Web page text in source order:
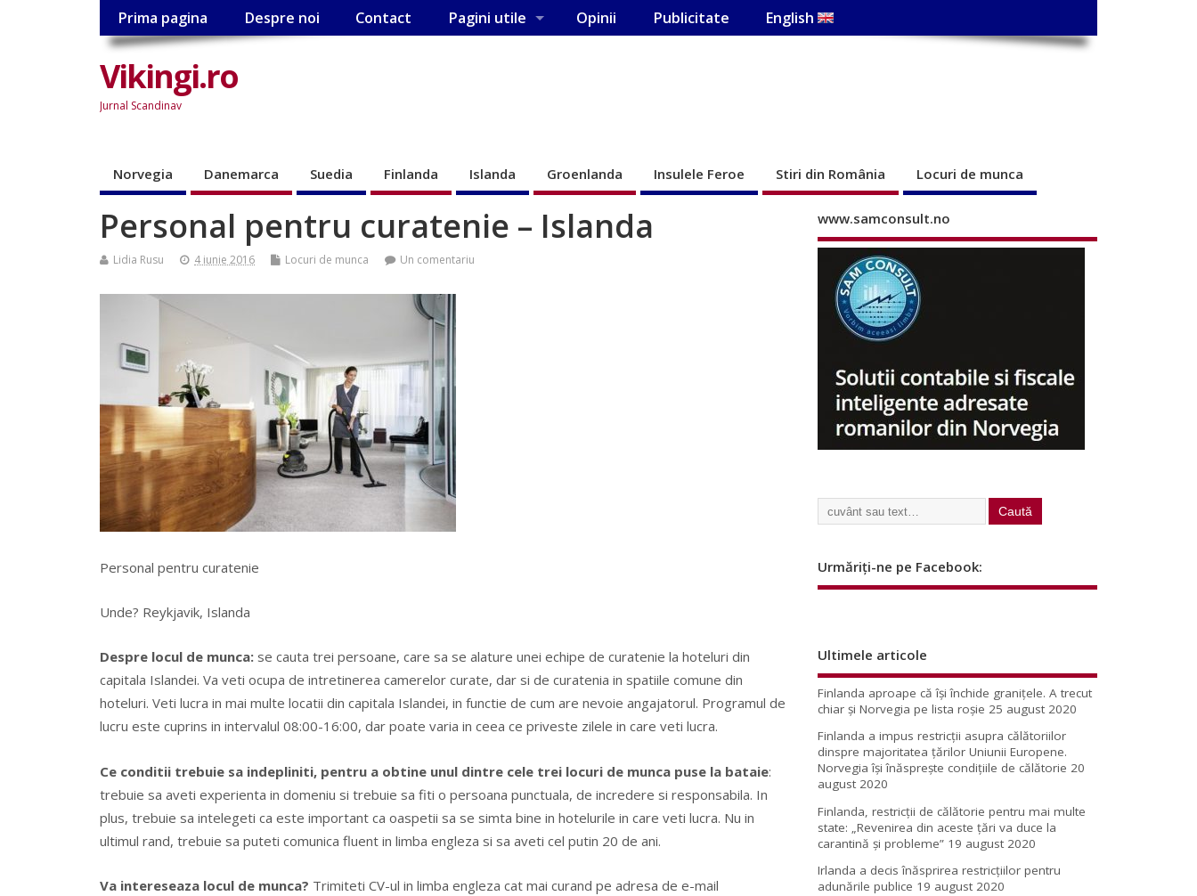
Prima pagina Despre noi Contact Pagini utile Opinii Publicitate English
Vikingi.ro
Jurnal Scandinav
Norvegia Danemarca Suedia Finlanda Islanda Groenlanda Insulele Feroe Stiri din România Locuri de munca
Personal pentru curatenie – Islanda
Lidia Rusu 4 iunie 2016 Locuri de munca Un comentariu
Personal pentru curatenie
Unde? Reykjavik, Islanda
Despre locul de munca: se cauta trei persoane, care sa se alature unei echipe de curatenie la hoteluri din
capitala Islandei. Va veti ocupa de intretinerea camerelor curate, dar si de curatenia in spatiile comune din
hoteluri. Veti lucra in mai multe locatii din capitala Islandei, in functie de cum are nevoie angajatorul. Programul de
lucru este cuprins in intervalul 08:00-16:00, dar poate varia in ceea ce priveste zilele in care veti lucra.
Ce conditii trebuie sa indepliniti, pentru a obtine unul dintre cele trei locuri de munca puse la bataie:
trebuie sa aveti experienta in domeniu si trebuie sa fiti o persoana punctuala, de incredere si responsabila. In
plus, trebuie sa intelegeti ca este important ca oaspetii sa se simta bine in hotelurile in care veti lucra. Nu in
ultimul rand, trebuie sa puteti comunica fluent in limba engleza si sa aveti cel putin 20 de ani.
Va intereseaza locul de munca? Trimiteti CV-ul in limba engleza cat mai curand pe adresa de e-mail
www.samconsult.no
Urmăriți-ne pe Facebook:
Ultimele articole
Finlanda aproape că își închide granițele. A trecut
chiar și Norvegia pe lista roșie 25 august 2020
Finlanda a impus restricţii asupra călătoriilor
dinspre majoritatea ţărilor Uniunii Europene.
Norvegia își înăsprește condițiile de călătorie 20
august 2020
Finlanda, restricţii de călătorie pentru mai multe
state: „Revenirea din aceste ţări va duce la
carantină şi probleme” 19 august 2020
Irlanda a decis înăsprirea restricțiilor pentru
adunările publice 19 august 2020